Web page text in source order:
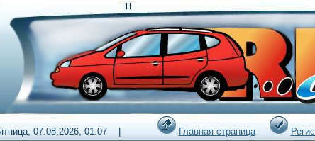
07.08.2026, 01:07 | Главная страница